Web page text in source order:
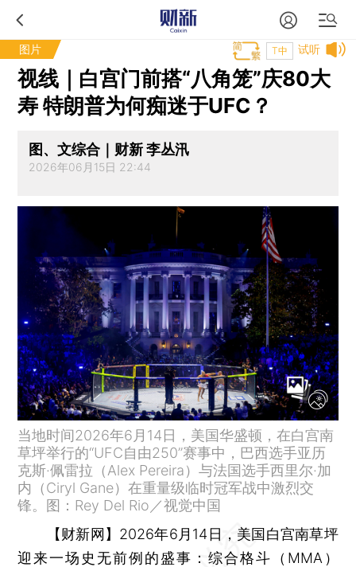
图片 试听
T中
视线｜白宫门前搭“八角笼”庆80大
寿 特朗普为何痴迷于UFC？
图、文综合｜财新 李丛汛
2026年06月15日 22:44
当地时间2026年6月14日，美国华盛顿，在白宫南
草坪举行的“UFC自由250”赛事中，巴西选手亚历
克斯·佩雷拉（Alex Pereira）与法国选手西里尔·加
内（Ciryl Gane）在重量级临时冠军战中激烈交
锋。图：Rey Del Rio／视觉中国
【财新网】 2026年6月14日，美国白宫南草坪
迎来一场史无前例的盛事：综合格斗（MMA）